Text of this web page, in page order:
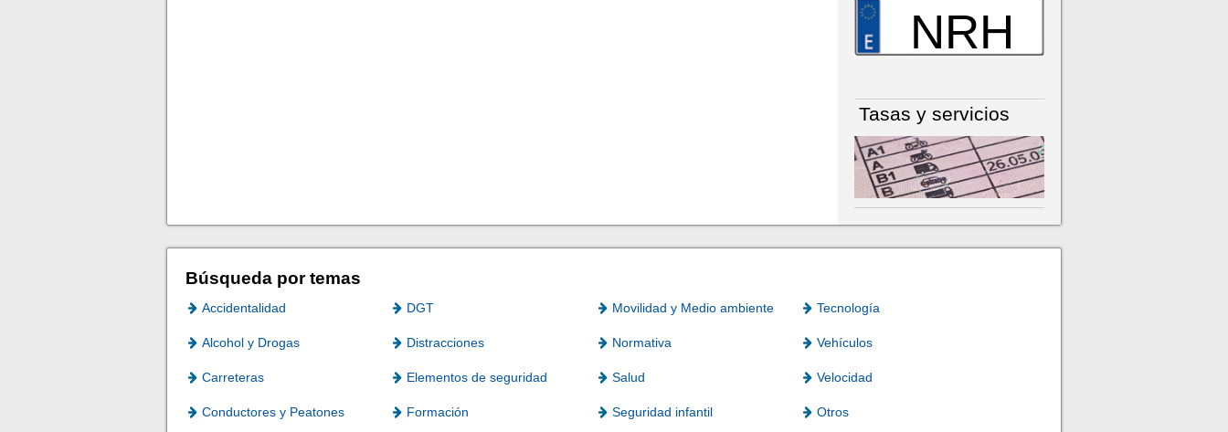
NRH
Tasas y servicios
Búsqueda por temas
Accidentalidad DGT Movilidad y Medio ambiente Tecnología
Alcohol y Drogas Distracciones Normativa Vehículos
Carreteras Elementos de seguridad Salud Velocidad
Conductores y Peatones Formación Seguridad infantil Otros